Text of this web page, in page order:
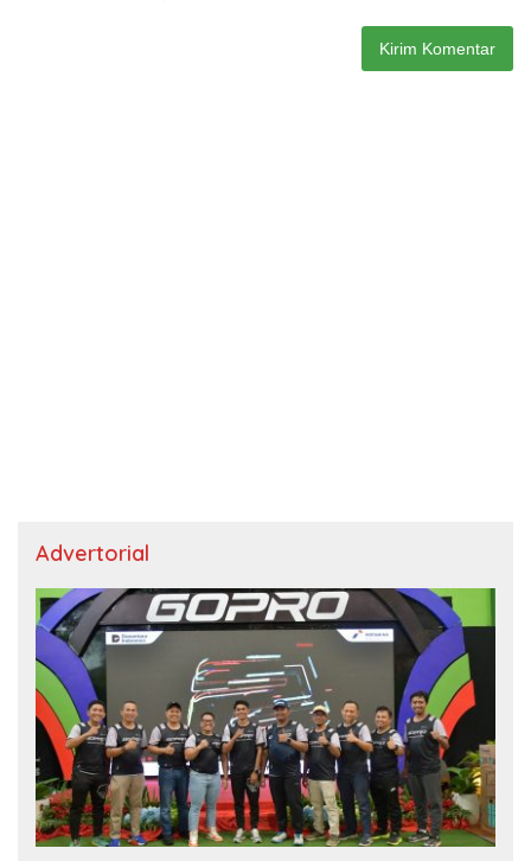
Advertorial